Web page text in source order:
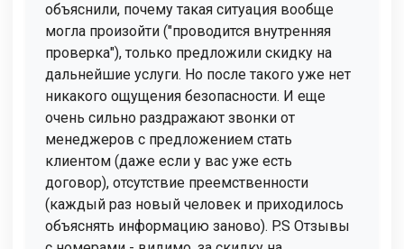
объяснили, почему такая ситуация вообще
могла произойти ("проводится внутренняя
проверка"), только предложили скидку на
дальнейшие услуги. Но после такого уже нет
никакого ощущения безопасности. И еще
очень сильно раздражают звонки от
менеджеров с предложением стать
клиентом (даже если у вас уже есть
договор), отсутствие преемственности
(каждый раз новый человек и приходилось
объяснять информацию заново). P.S Отзывы